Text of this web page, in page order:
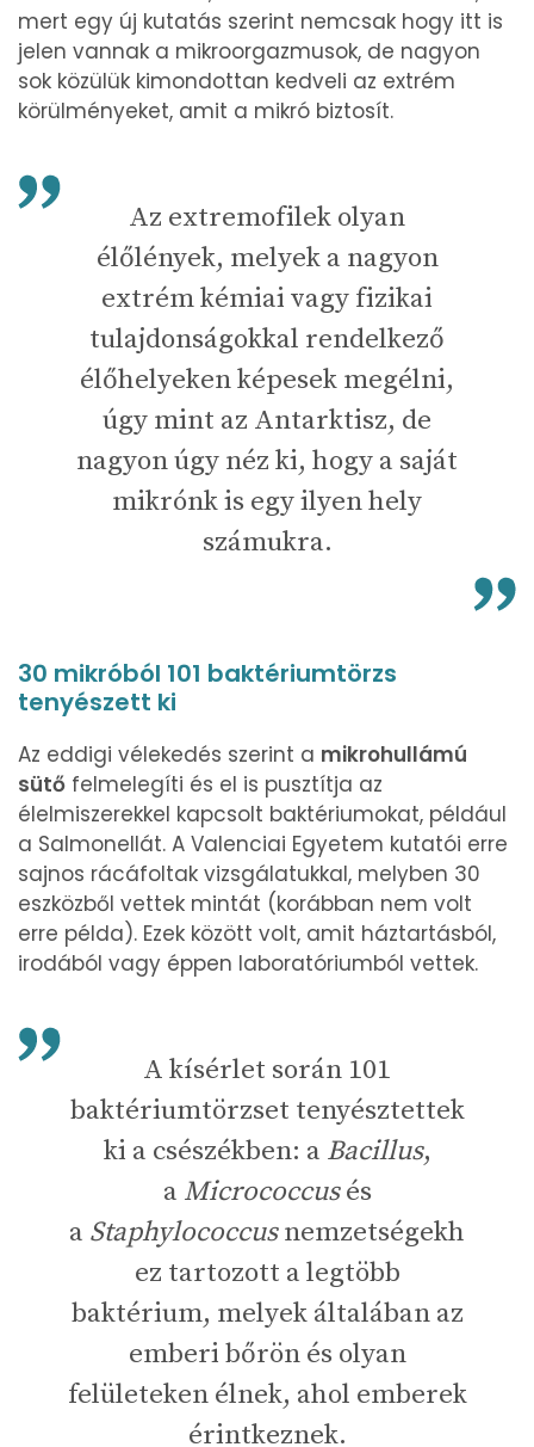
mert egy új kutatás szerint nemcsak hogy itt is
jelen vannak a mikroorgazmusok, de nagyon
sok közülük kimondottan kedveli az extrém
körülményeket, amit a mikró biztosít.
Az extremofilek olyan
élőlények, melyek a nagyon
extrém kémiai vagy fizikai
tulajdonságokkal rendelkező
élőhelyeken képesek megélni,
úgy mint az Antarktisz, de
nagyon úgy néz ki, hogy a saját
mikrónk is egy ilyen hely
számukra.
30 mikróból 101 baktériumtörzs
tenyészett ki
Az eddigi vélekedés szerint a mikrohullámú
sütő felmelegíti és el is pusztítja az
élelmiszerekkel kapcsolt baktériumokat, például
a Salmonellát. A Valenciai Egyetem kutatói erre
sajnos rácáfoltak vizsgálatukkal, melyben 30
eszközből vettek mintát (korábban nem volt
erre példa). Ezek között volt, amit háztartásból,
irodából vagy éppen laboratóriumból vettek.
A kísérlet során 101
baktériumtörzset tenyésztettek
ki a csészékben: a Bacillus,
a Micrococcusés
a Staphylococcusnemzetségekh
ez tartozott a legtöbb
baktérium, melyek általában az
emberi bőrön és olyan
felületeken élnek, ahol emberek
érintkeznek.